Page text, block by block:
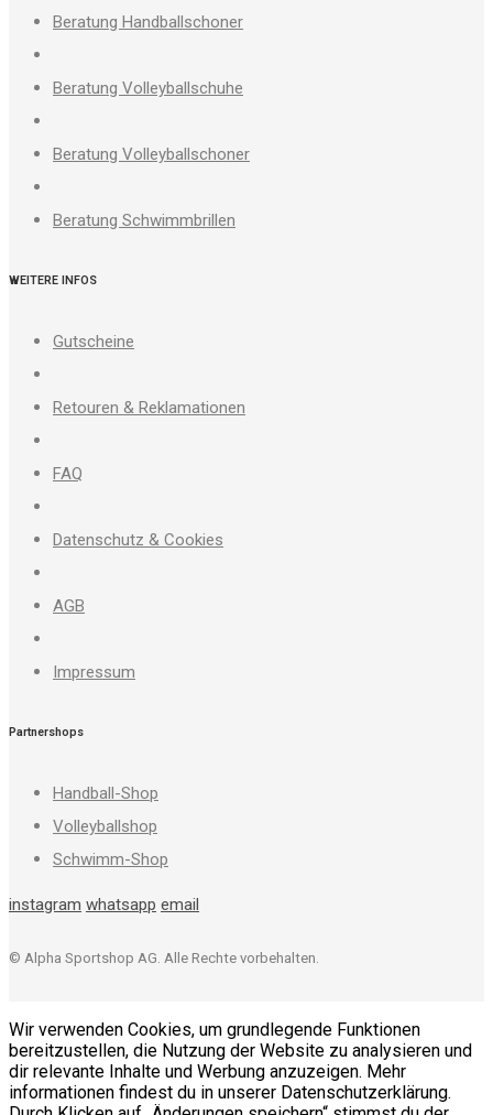
Beratung Handballschoner
Beratung Volleyballschuhe
Beratung Volleyballschoner
Beratung Schwimmbrillen
WEITERE INFOS
Gutscheine
Retouren & Reklamationen
FAQ
Datenschutz & Cookies
AGB
Impressum
Partnershops
Handball-Shop
Volleyballshop
Schwimm-Shop
instagram whatsapp email
© Alpha Sportshop AG. Alle Rechte vorbehalten.
Wir verwenden Cookies, um grundlegende Funktionen
bereitzustellen, die Nutzung der Website zu analysieren und
dir relevante Inhalte und Werbung anzuzeigen. Mehr
informationen findest du in unserer Datenschutzerklärung.